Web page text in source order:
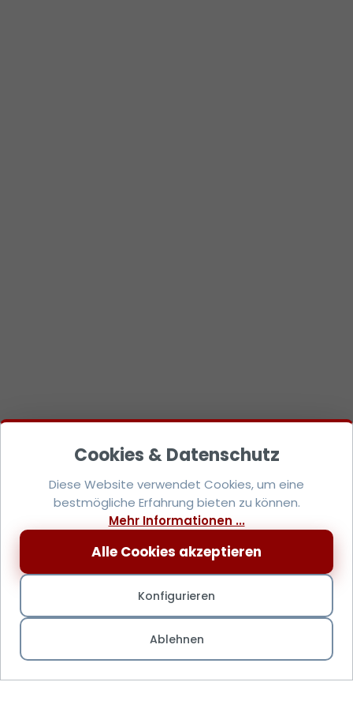
Diese Website verwendet Cookies, um eine
bestmögliche Erfahrung bieten zu können.
Mehr Informationen ...
Ablehnen
Konfigurieren
Alle Cookies akzeptieren